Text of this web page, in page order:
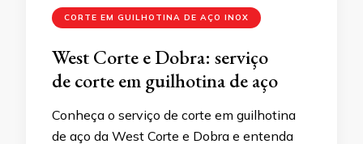
CORTE EM GUILHOTINA DE AÇO INOX
West Corte e Dobra: serviço
de corte em guilhotina de aço
Conheça o serviço de corte em guilhotina
de aço da West Corte e Dobra e entenda